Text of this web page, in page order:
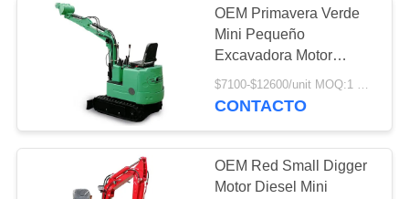
Excavador Control
Valve
OEM Primavera Verde
Mini Pequeño
Excavadora Motor
Diesel Mini
Excavadoras Para
CONTACTO
OEM Red Small Digger
Motor Diesel Mini